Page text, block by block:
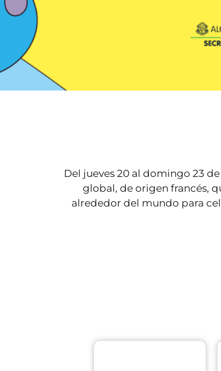
Del jueves 20 al domingo 23
global, de origen francés,
alrededor del mundo para